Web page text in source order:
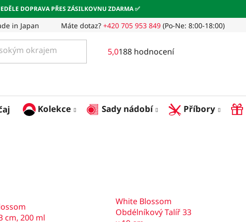
DOPRAVA PŘES ZÁSILKOVNU ZDARMA ✅
in Japan Máte dotaz? +420 705 953 849 (Po-Ne: 8:00-18:00)
5,0Průměrné
5,0
z
5
188 hodnocení
Kolekce Sady nádobí Příbory
cm, 200 ml
White Blossom
Obdélníkový Talíř 33